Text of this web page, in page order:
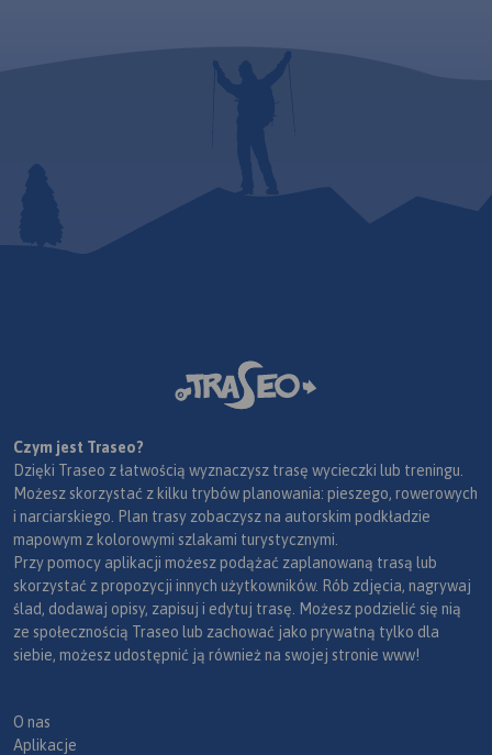
Czym jest Traseo?
Dzięki Traseo z łatwością wyznaczysz trasę wycieczki lub treningu.
Możesz skorzystać z kilku trybów planowania: pieszego, rowerowych
i narciarskiego. Plan trasy zobaczysz na autorskim podkładzie
mapowym z kolorowymi szlakami turystycznymi.
Przy pomocy aplikacji możesz podążać zaplanowaną trasą lub
skorzystać z propozycji innych użytkowników. Rób zdjęcia, nagrywaj
ślad, dodawaj opisy, zapisuj i edytuj trasę. Możesz podzielić się nią
ze społecznością Traseo lub zachować jako prywatną tylko dla
siebie, możesz udostępnić ją również na swojej stronie www!
O nas
Aplikacje